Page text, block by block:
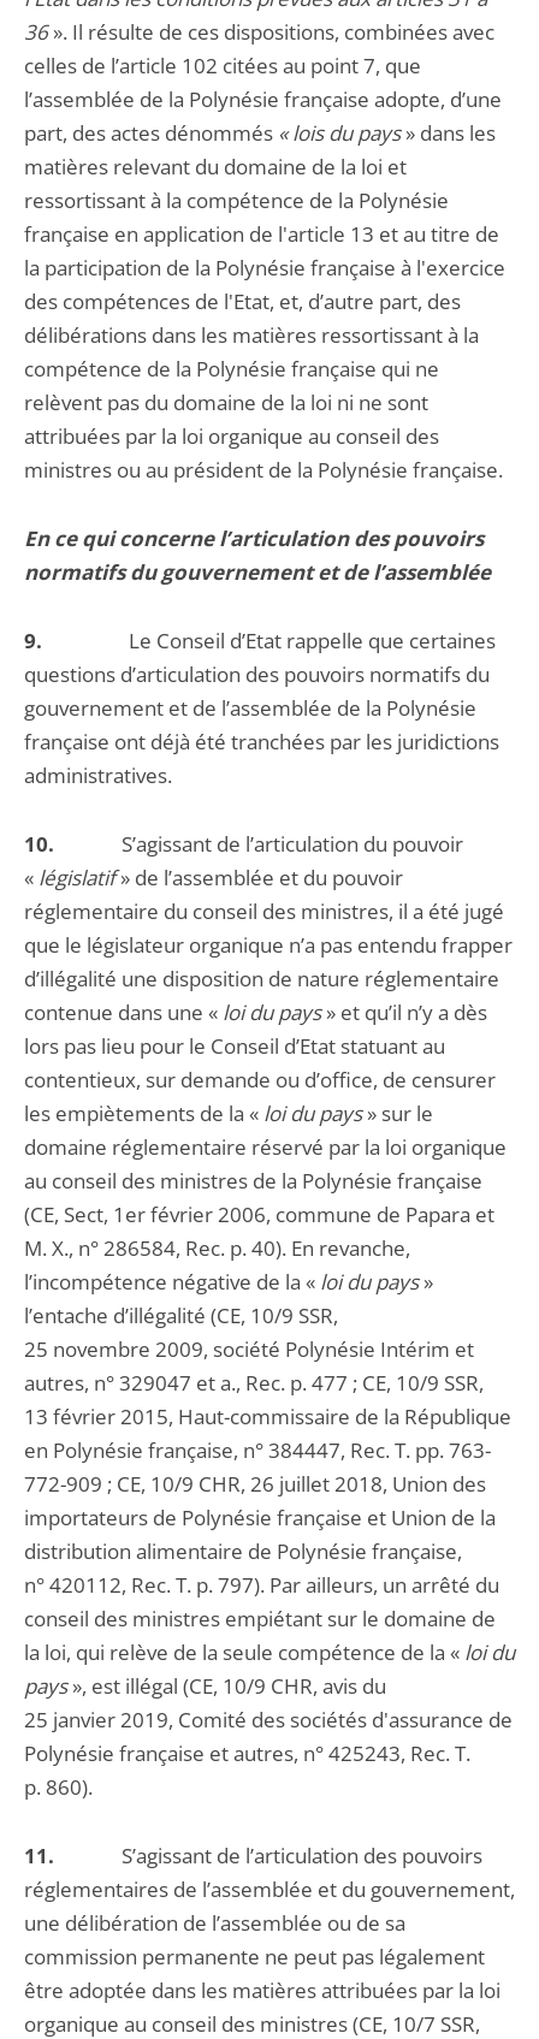
36». Il résulte de ces dispositions, combinées avec
celles de l’article 102 citées au point 7, que
l’assemblée de la Polynésie française adopte, d’une
part, des actes dénommés « lois du pays» dans les
matières relevant du domaine de la loi et
ressortissant à la compétence de la Polynésie
française en application de l'article 13 et au titre de
la participation de la Polynésie française à l'exercice
des compétences de l'Etat, et, d’autre part, des
délibérations dans les matières ressortissant à la
compétence de la Polynésie française qui ne
relèvent pas du domaine de la loi ni ne sont
attribuées par la loi organique au conseil des
ministres ou au président de la Polynésie française.
En ce qui concerne l’articulation des pouvoirs
normatifs du gouvernement et de l’assemblée
9. Le Conseil d’Etat rappelle que certaines
questions d’articulation des pouvoirs normatifs du
gouvernement et de l’assemblée de la Polynésie
française ont déjà été tranchées par les juridictions
administratives.
10. S’agissant de l’articulation du pouvoir
« législatif» de l’assemblée et du pouvoir
réglementaire du conseil des ministres, il a été jugé
que le législateur organique n’a pas entendu frapper
d’illégalité une disposition de nature réglementaire
contenue dans une « loi du pays» et qu’il n’y a dès
lors pas lieu pour le Conseil d’Etat statuant au
contentieux, sur demande ou d’office, de censurer
les empiètements de la « loi du pays» sur le
domaine réglementaire réservé par la loi organique
au conseil des ministres de la Polynésie française
(CE, Sect, 1er février 2006, commune de Papara et
M. X., n° 286584, Rec. p. 40). En revanche,
l’incompétence négative de la « loi du pays»
l’entache d’illégalité (CE, 10/9 SSR,
25 novembre 2009, société Polynésie Intérim et
autres, n° 329047 et a., Rec. p. 477 ; CE, 10/9 SSR,
13 février 2015, Haut-commissaire de la République
en Polynésie française, n° 384447, Rec. T. pp. 763-
772-909 ; CE, 10/9 CHR, 26 juillet 2018, Union des
importateurs de Polynésie française et Union de la
distribution alimentaire de Polynésie française,
n° 420112, Rec. T. p. 797). Par ailleurs, un arrêté du
conseil des ministres empiétant sur le domaine de
la loi, qui relève de la seule compétence de la « loi du
pays», est illégal (CE, 10/9 CHR, avis du
25 janvier 2019, Comité des sociétés d'assurance de
Polynésie française et autres, n° 425243, Rec. T.
p. 860).
11. S’agissant de l’articulation des pouvoirs
réglementaires de l’assemblée et du gouvernement,
une délibération de l’assemblée ou de sa
commission permanente ne peut pas légalement
être adoptée dans les matières attribuées par la loi
organique au conseil des ministres (CE, 10/7 SSR,